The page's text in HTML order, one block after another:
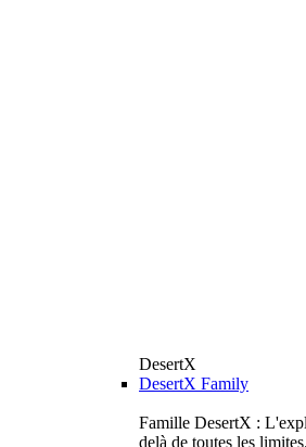
DesertX
DesertX Family
Famille DesertX :
delà de toutes les limites.